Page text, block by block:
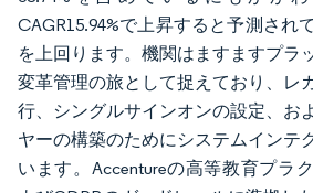
CAGR15.94%で上昇すると予測され
を上回ります。機関はますますプラ
変革管理の旅として捉えており、レ
行、シングルサインオンの設定、お
ヤーの構築のためにシステムインテ
います。Accentureの高等教育プラ